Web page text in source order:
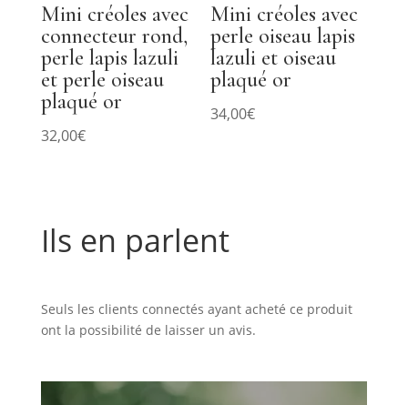
Mini créoles avec
connecteur rond,
perle lapis lazuli
et perle oiseau
plaqué or
32,00€
Mini créoles avec
perle oiseau lapis
lazuli et oiseau
plaqué or
34,00€
Ils en parlent
Seuls les clients connectés ayant acheté ce produit
ont la possibilité de laisser un avis.